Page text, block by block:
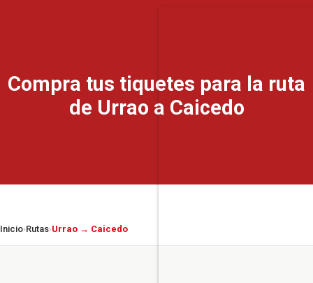
Compra tus tiquetes para la ruta
de Urrao a Caicedo
Inicio›Rutas›Urrao → Caicedo